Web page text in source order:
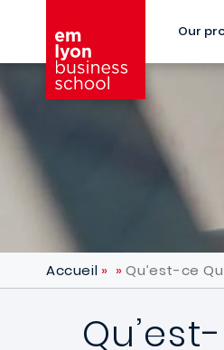
Our
Accueil Qu’est-ce